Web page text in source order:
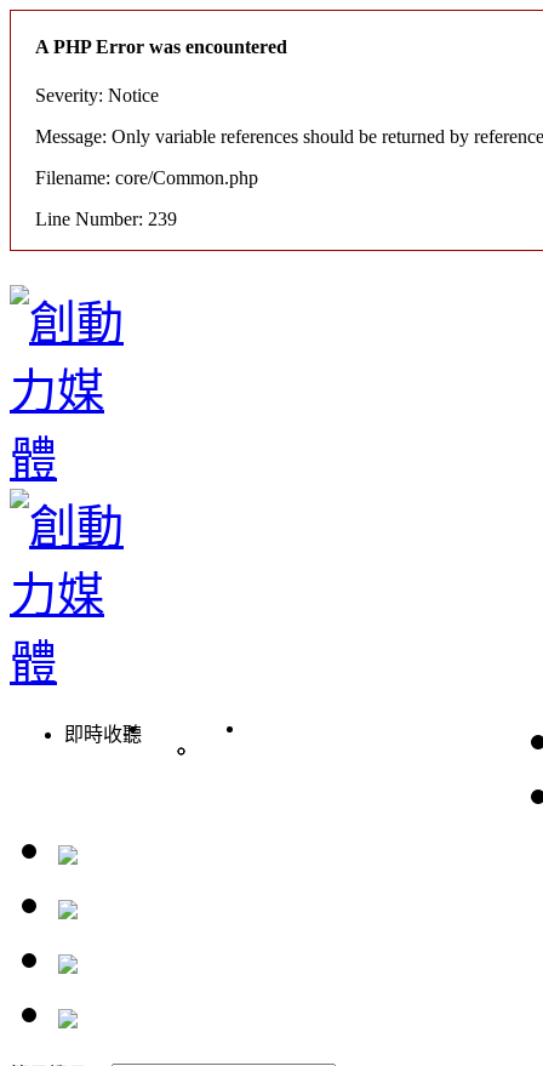
A PHP Error was encountered
Severity: Notice
Message: Only variable references should be returned by reference
Filename: core/Common.php
Line Number: 239
即時收聽